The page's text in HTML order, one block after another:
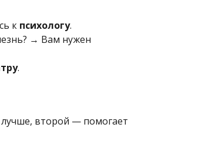
к психологу.
→ Вам нужен
.
второй — помогает